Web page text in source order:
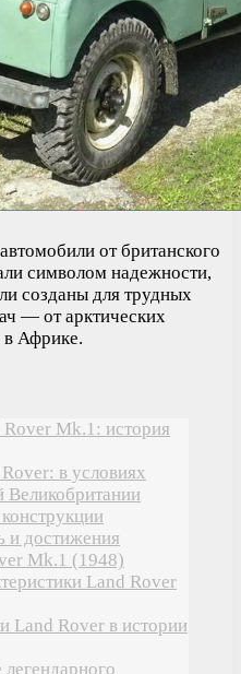
от британского
символом надежности,
созданы для трудных
— от арктических
в Африке.
Mk.1: история
в условиях
Великобритании
и достижения
Mk.1 (1948)
Land Rover
Land Rover в истории